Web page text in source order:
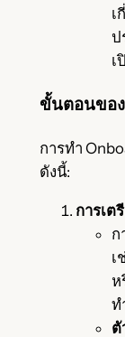
เ
ป
เ
ขั้นตอนขอ
การทำ
ดังนี้:
การเต
ก
เ
ห
ท
ตั